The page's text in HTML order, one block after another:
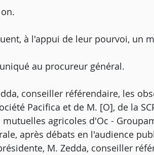
à l'appui de leur pourvoi, un
au procureur général.
conseiller référendaire, les
Pacifica et de M. [O], de la
agricoles d'Oc -
après débats en l'audience
M. Zedda, conseiller